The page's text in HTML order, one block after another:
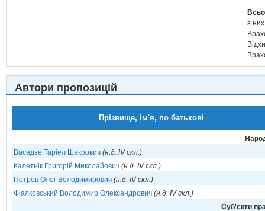
з
Автори пропозицій
Прізвище, ім'я, по батькові
Васадзе Таріел Шакрович (н.д. IV скл.)
Калетнік Григорій Миколайович (н.д. IV скл.)
Петров Олег Володимирович (н.д. IV скл.)
Фіалковський Володимир Олександрович (н.д. IV скл.)
Cуб'єкти